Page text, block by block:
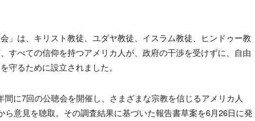
会」は、キリスト教徒、ユダヤ教徒、イスラム教徒、ヒンドゥー教
すべての信仰を持つアメリカ人が、政府の干渉を受けずに、自由
守るために設立されました。
間に7回の公聴会を開催し、さまざまな宗教を信じるアメリカ人
ら意見を聴取。その調査結果に基づいた報告書草案を6月26日に発